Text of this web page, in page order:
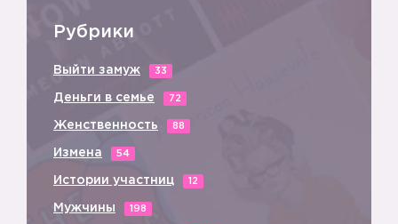
Рубрики
Выйти замуж 33
Деньги в семье 72
Женственность 88
Измена 54
Истории участниц 12
Мужчины 198